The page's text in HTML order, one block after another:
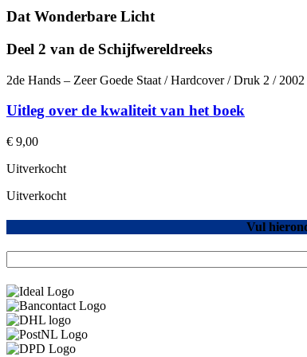
Dat Wonderbare Licht
Deel 2 van de Schijfwereldreeks
2de Hands – Zeer Goede Staat / Hardcover / Druk 2 /
Uitleg over de kwaliteit van het boek
€ 9,00
Uitverkocht
Uitverkocht
Vul